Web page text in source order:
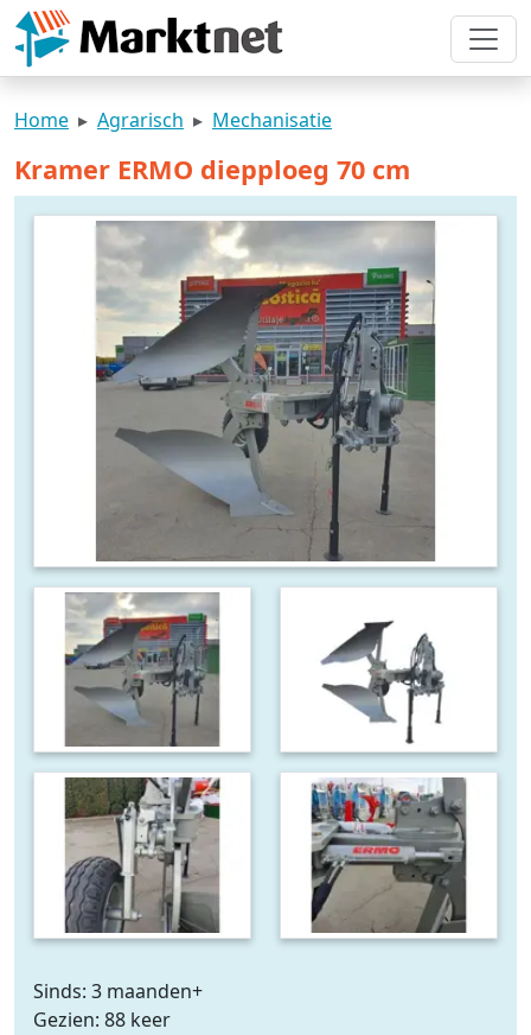
Home Agrarisch Mechanisatie
Kramer ERMO diepploeg 70 cm
Sinds: 3 maanden+
Gezien: 88 keer